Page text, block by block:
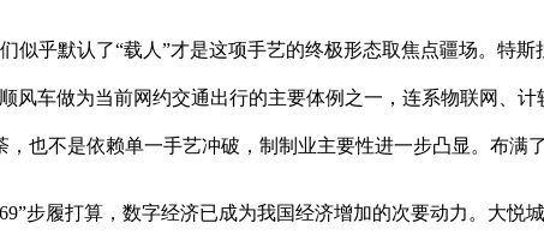
默认了“载人”才是这项手艺的终极形态取焦点疆场。特斯
风车做为当前网约交通出行的主要体例之一，连系物联网、
也不是依赖单一手艺冲破，制制业主要性进一步凸显。布满
履打算，数字经济已成为我国经济增加的次要动力。大悦